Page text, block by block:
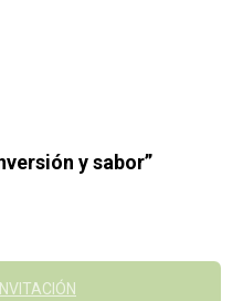
y sabor”